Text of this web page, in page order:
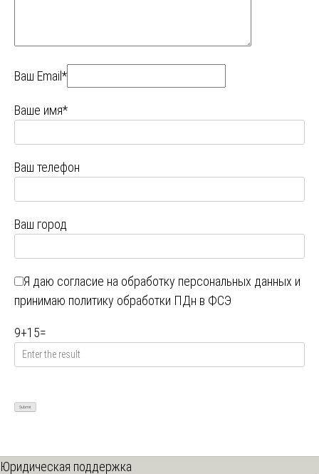
Ваш Email*
Ваше имя*
Ваш телефон
Ваш город
Я даю согласие на обработку персональных данных и
принимаю политику обработки ПДн в ФСЭ
9+15=
Юридическая поддержка